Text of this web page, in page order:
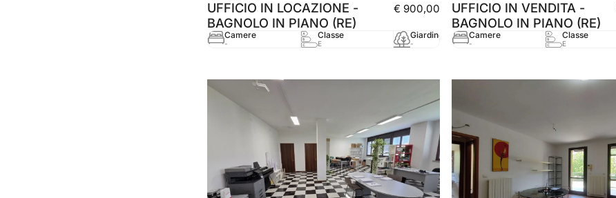
UFFICIO IN LOCAZIONE -
BAGNOLO IN PIANO (RE)
€ 900,00
Camere
-
Classe
E
Giardino
-
UFFICIO IN VENDITA -
BAGNOLO IN PIANO (RE)
Camere
-
Classe
E